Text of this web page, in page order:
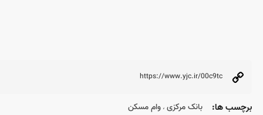
برچسب ها: بانک مرکزی ،وام مسکن